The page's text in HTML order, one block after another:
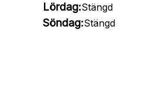
Lördag:Stängd
Söndag:Stängd